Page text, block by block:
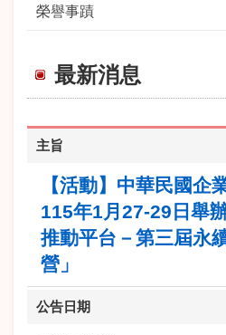
榮譽事蹟
最新消息
主旨
【活動】中華民國企
115年1月27-29日舉
推動平台－第三屆永
營」
公告日期